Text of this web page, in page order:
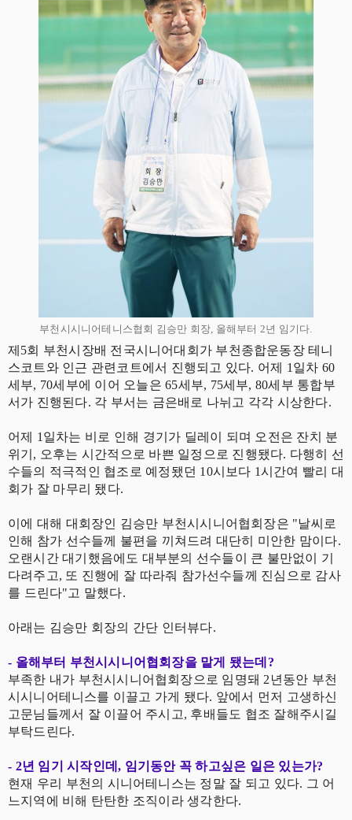
부천시시니어테니스협회 김승만 회장, 올해부터 2년 임기다.
제5회 부천시장배 전국시니어대회가 부천종합운동장 테니
스코트와 인근 관련코트에서 진행되고 있다. 어제 1일차 60
세부, 70세부에 이어 오늘은 65세부, 75세부, 80세부 통합부
서가 진행된다. 각 부서는 금은배로 나뉘고 각각 시상한다.
어제 1일차는 비로 인해 경기가 딜레이 되며 오전은 잔치 분
위기, 오후는 시간적으로 바쁜 일정으로 진행됐다. 다행히 선
수들의 적극적인 협조로 예정됐던 10시보다 1시간여 빨리 대
회가 잘 마무리 됐다.
이에 대해 대회장인 김승만 부천시시니어협회장은 "날씨로
인해 참가 선수들께 불편을 끼쳐드려 대단히 미안한 맘이다.
오랜시간 대기했음에도 대부분의 선수들이 큰 불만없이 기
다려주고, 또 진행에 잘 따라줘 참가선수들께 진심으로 감사
를 드린다"고 말했다.
아래는 김승만 회장의 간단 인터뷰다.
- 올해부터 부천시시니어협회장을 맡게 됐는데?
부족한 내가 부천시시니어협회장으로 임명돼 2년동안 부천
시시니어테니스를 이끌고 가게 됐다. 앞에서 먼저 고생하신
고문님들께서 잘 이끌어 주시고, 후배들도 협조 잘해주시길
부탁드린다.
- 2년 임기 시작인데, 임기동안 꼭 하고싶은 일은 있는가?
현재 우리 부천의 시니어테니스는 정말 잘 되고 있다. 그 어
느지역에 비해 탄탄한 조직이라 생각한다.